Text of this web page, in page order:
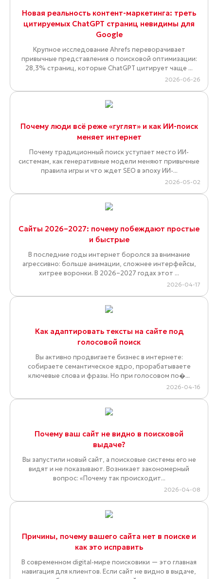
Новая реальность контент-маркетинга: треть
цитируемых ChatGPT страниц невидимы для
Google
Крупное исследование Ahrefs переворачивает
привычные представления о поисковой оптимизации:
28,3% страниц, которые ChatGPT цитирует чаще ...
2026-06-26
Почему люди всё реже «гуглят» и как ИИ-поиск
меняет интернет
Почему традиционный поиск уступает место ИИ-
системам, как генеративные модели меняют привычные
правила игры и что ждет SEO в эпоху ИИ-...
2026-05-02
Сайты 2026–2027: почему побеждают простые
и быстрые
В последние годы интернет боролся за внимание
агрессивно: больше анимации, сложнее интерфейсы,
хитрее воронки. В 2026–2027 годах этот ...
2026-04-17
Как адаптировать тексты на сайте под
голосовой поиск
Вы активно продвигаете бизнес в интернете:
собираете семантическое ядро, прорабатываете
ключевые слова и фразы. Но при голосовом по�...
2026-04-16
Почему ваш сайт не видно в поисковой
выдаче?
Вы запустили новый сайт, а поисковые системы его не
видят и не показывают. Возникает закономерный
вопрос: «Почему так происходит...
2026-04-08
Причины, почему вашего сайта нет в поиске и
как это исправить
В современном digital-мире поисковики — это главная
навигация для клиентов. Если сайт не видно в выдаче,